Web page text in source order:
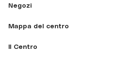
Negozi
Mappa del centro
Il Centro